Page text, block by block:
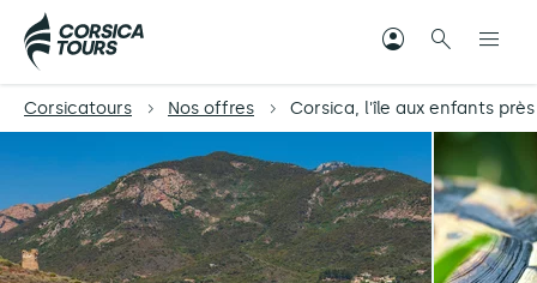
Corsicatours Nos offres Corsica, l'île aux enfants